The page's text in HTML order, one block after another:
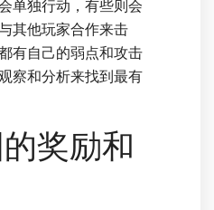
单独行动，有些则会
其他玩家合作来击
有自己的弱点和攻击
察和分析来找到最有
奖励和